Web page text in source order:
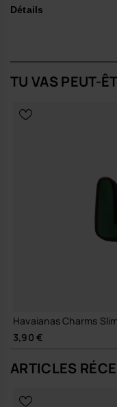
Avec son design coloré
Achète en ligne sur
Détails
TU VAS PEUT-
Havaianas Charms
3,90 €
ARTICLES